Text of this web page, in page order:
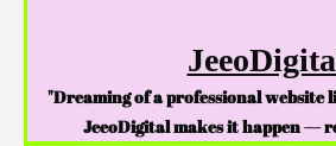
"Dreaming of a professional website
JeeoDigital makes it happen —